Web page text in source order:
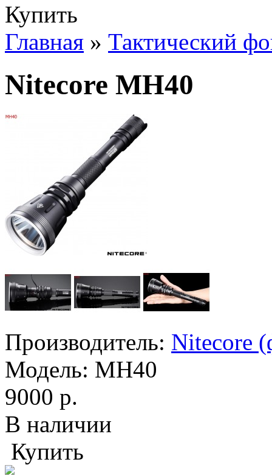
Купить
Главная » Тактический
Nitecore MH40
Производитель: Nitecore
Модель: MH40
9000 р.
В наличии
Купить